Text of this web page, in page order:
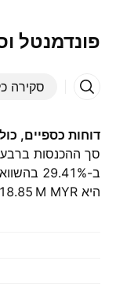
פונדמנטל
סקירה
דוחות כספיים,
היא ‪−18.85 M‬ MYR.